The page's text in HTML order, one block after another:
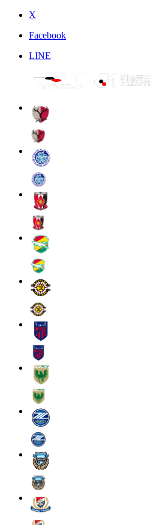
X
Facebook
LINE